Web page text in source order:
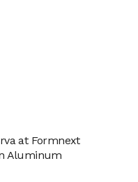
at Formnext
Aluminum